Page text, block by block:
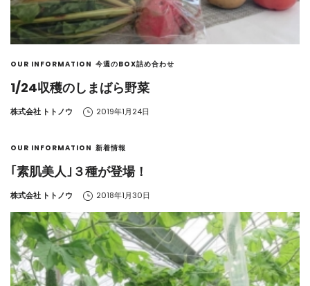
OUR INFORMATION 今週のBOX詰め合わせ
1/24収穫のしまばら野菜
by
株式会社 トトノウ 2019年1月24日
OUR INFORMATION 新着情報
｢素肌美人｣３種が登場！
by
株式会社 トトノウ 2018年1月30日